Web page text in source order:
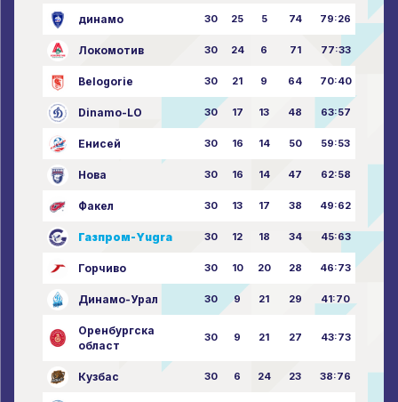
динамо 30 25 5 74 79:26
Локомотив 30 24 6 71 77:33
Belogorie 30 21 9 64 70:40
Dinamo-LO 30 17 13 48 63:57
Енисей 30 16 14 50 59:53
Нова 30 16 14 47 62:58
Факел 30 13 17 38 49:62
Газпром-Yugra 30 12 18 34 45:63
Горчиво 30 10 20 28 46:73
Динамо-Урал 30 9 21 29 41:70
Оренбургска
област
30 9 21 27 43:73
Кузбас 30 6 24 23 38:76